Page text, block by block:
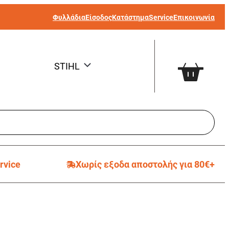
ΦυλλάδιαΕίσοδοςΚατάστημαServiceΕπικοινωνία
STIHL
Χωρίς εξοδα αποστολής για 80€+